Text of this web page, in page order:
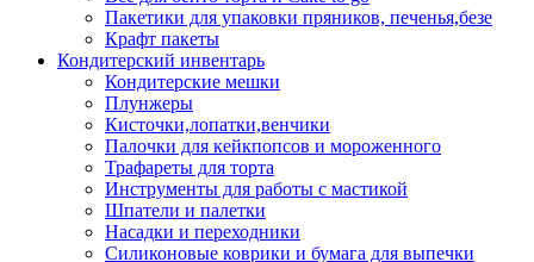
Пакетики для упаковки пряников, печенья,безе
Крафт пакеты
Кондитерский инвентарь
Кондитерские мешки
Плунжеры
Кисточки,лопатки,венчики
Палочки для кейкпопсов и мороженного
Трафареты для торта
Инструменты для работы с мастикой
Шпатели и палетки
Насадки и переходники
Силиконовые коврики и бумага для выпечки